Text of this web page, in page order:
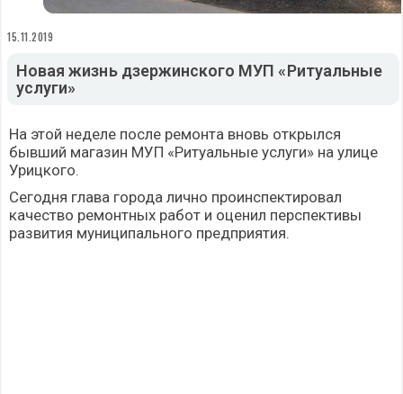
15.11.2019
Новая жизнь дзержинского МУП «Ритуальные
услуги»
На этой неделе после ремонта вновь открылся
бывший магазин МУП «Ритуальные услуги» на улице
Урицкого.
Сегодня глава города лично проинспектировал
качество ремонтных работ и оценил перспективы
развития муниципального предприятия.